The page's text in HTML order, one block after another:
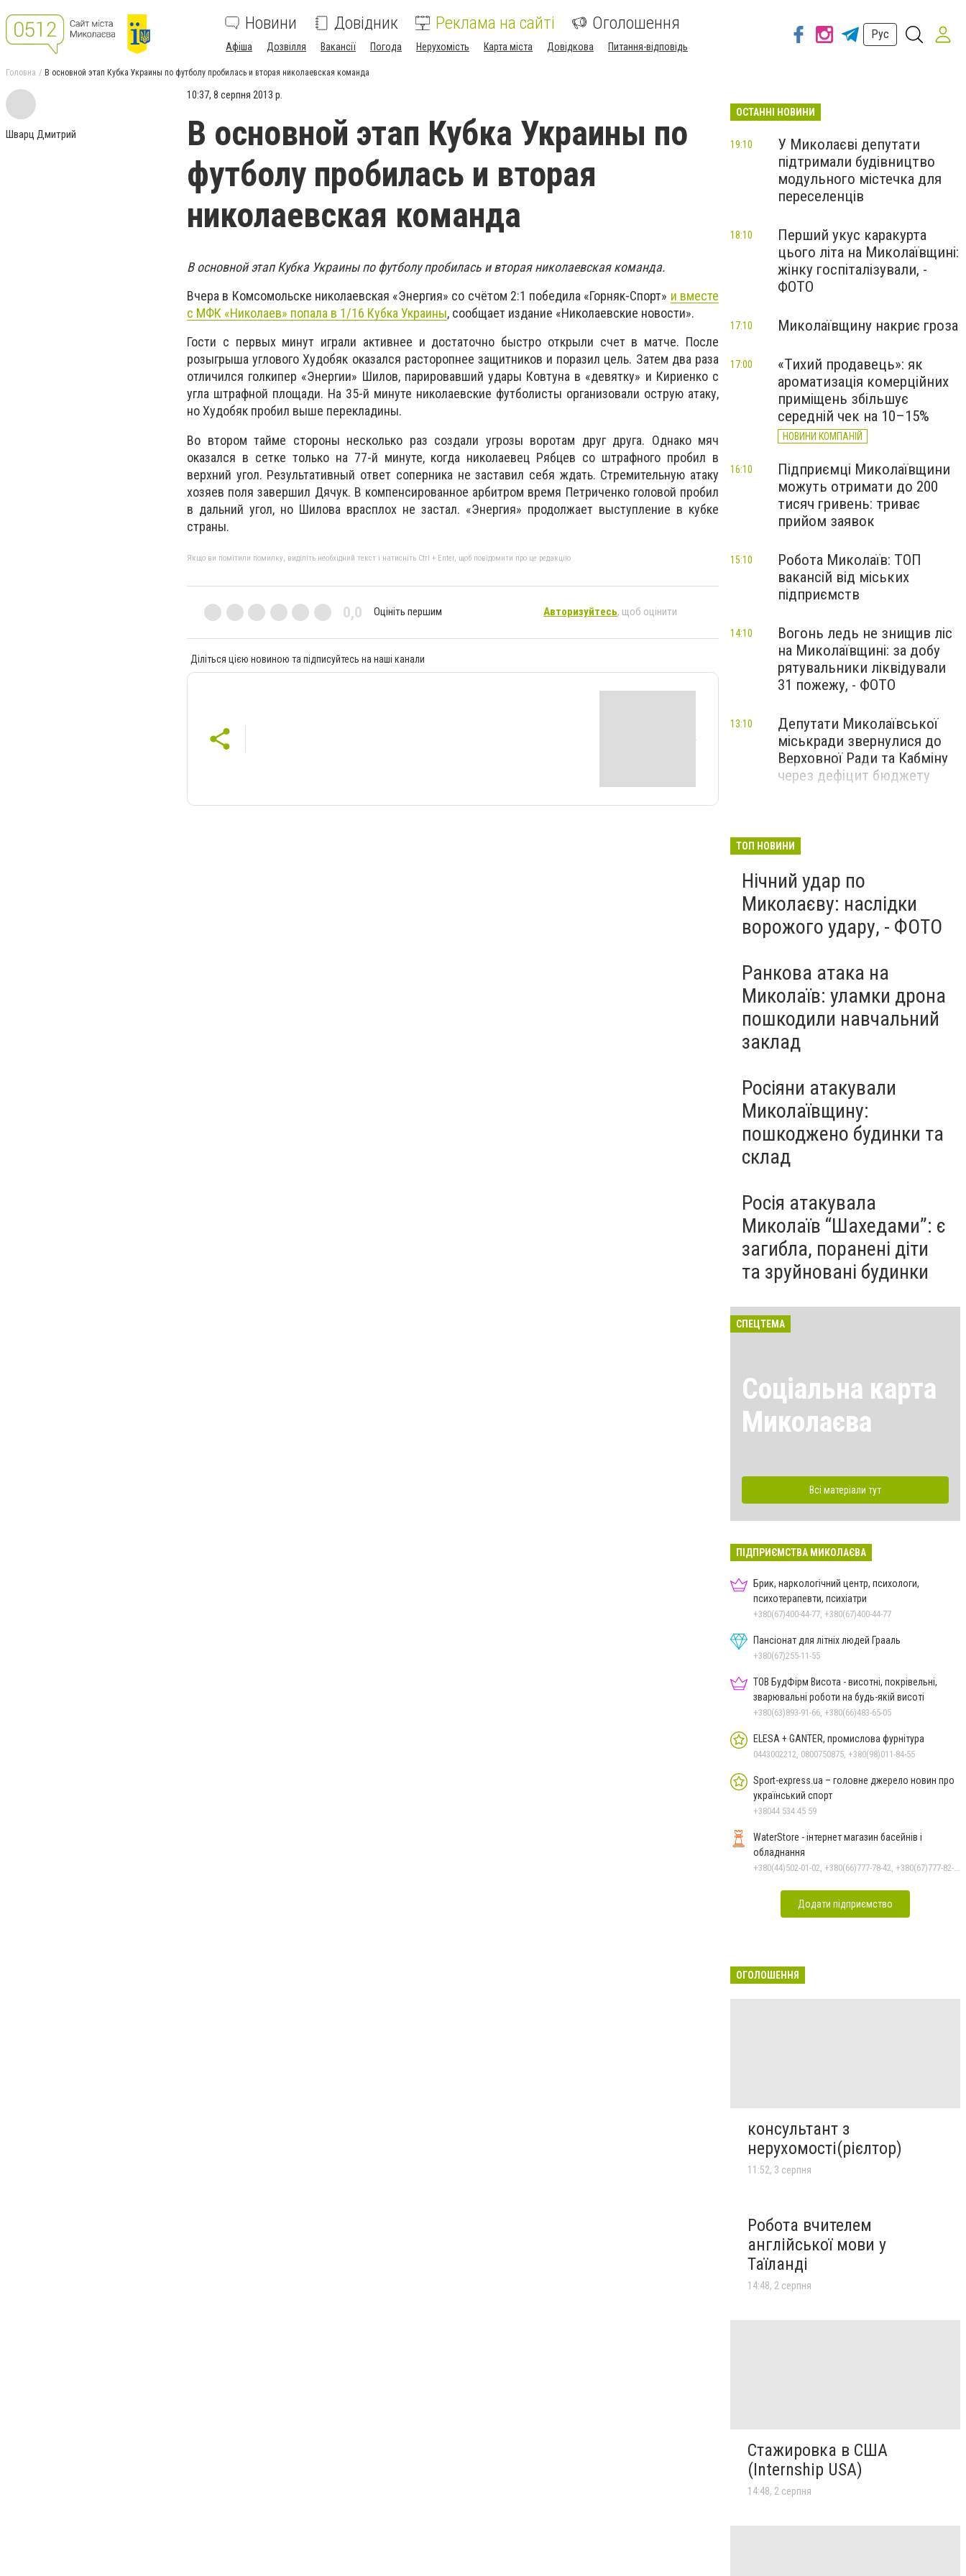
Новини Довідник Реклама на сайті Оголошення
Афіша Дозвілля Вакансії Погода Нерухомість Карта міста Довідкова Питання-відповідь
Рус
Головна В основной этап Кубка Украины по футболу пробилась и вторая николаевская команда
Шварц Дмитрий
10:37, 8 серпня 2013 р.
В основной этап Кубка Украины по
футболу пробилась и вторая
николаевская команда
В основной этап Кубка Украины по футболу пробилась и вторая николаевская команда.
Вчера в Комсомольске николаевская «Энергия» со счётом 2:1 победила «Горняк-Спорт» и вместе
с МФК «Николаев» попала в 1/16 Кубка Украины, сообщает издание «Николаевские новости».
Гости с первых минут играли активнее и достаточно быстро открыли счет в матче. После
розыгрыша углового Худобяк оказался расторопнее защитников и поразил цель. Затем два раза
отличился голкипер «Энергии» Шилов, парировавший удары Ковтуна в «девятку» и Кириенко с
угла штрафной площади. На 35-й минуте николаевские футболисты организовали острую атаку,
но Худобяк пробил выше перекладины.
Во втором тайме стороны несколько раз создали угрозы воротам друг друга. Однако мяч
оказался в сетке только на 77-й минуте, когда николаевец Рябцев со штрафного пробил в
верхний угол. Результативный ответ соперника не заставил себя ждать. Стремительную атаку
хозяев поля завершил Дячук. В компенсированное арбитром время Петриченко головой пробил
в дальний угол, но Шилова врасплох не застал. «Энергия» продолжает выступление в кубке
страны.
Якщо ви помітили помилку, виділіть необхідний текст і натисніть Ctrl + Enter, щоб повідомити про це редакцію
0,0 Оцініть першим Авторизуйтесь, щоб оцінити
Діліться цією новиною та підписуйтесь на наші канали
ОСТАННІ НОВИНИ
У Миколаєві депутати
підтримали будівництво
модульного містечка для
переселенців
19:10
Перший укус каракурта
цього літа на Миколаївщині:
жінку госпіталізували, -
ФОТО
18:10
Миколаївщину накриє гроза
17:10
«Тихий продавець»: як
ароматизація комерційних
приміщень збільшує
середній чек на 10–15%
НОВИНИ КОМПАНІЙ
17:00
Підприємці Миколаївщини
можуть отримати до 200
тисяч гривень: триває
прийом заявок
16:10
Робота Миколаїв: ТОП
вакансій від міських
підприємств
15:10
Вогонь ледь не знищив ліс
на Миколаївщині: за добу
рятувальники ліквідували
31 пожежу, - ФОТО
14:10
Депутати Миколаївської
міськради звернулися до
Верховної Ради та Кабміну
через дефіцит бюджету
13:10
ТОП НОВИНИ
Нічний удар по
Миколаєву: наслідки
ворожого удару, - ФОТО
Ранкова атака на
Миколаїв: уламки дрона
пошкодили навчальний
заклад
Росіяни атакували
Миколаївщину:
пошкоджено будинки та
склад
Росія атакувала
Миколаїв “Шахедами”: є
загибла, поранені діти
та зруйновані будинки
СПЕЦТЕМА
Соціальна карта
Миколаєва
Всі матеріали тут
ПІДПРИЄМСТВА МИКОЛАЄВА
Брик, наркологічний центр, психологи,
психотерапевти, психіатри
+380(67)400-44-77, +380(67)400-44-77
Пансіонат для літніх людей Грааль
+380(67)255-11-55
ТОВ БудФірм Висота - висотні, покрівельні,
зварювальні роботи на будь-якій висоті
+380(63)893-91-66, +380(66)483-65-05
ELESA + GANTER, промислова фурнітура
0443002212, 0800750875, +380(98)011-84-55
Sport-express.ua – головне джерело новин про
український спорт
+38044 534 45 59
WaterStore - інтернет магазин басейнів і
обладнання
Додати підприємство
ОГОЛОШЕННЯ
консультант з
нерухомості(рієлтор)
11:52, 3 серпня
Робота вчителем
англійської мови у
Таїланді
14:48, 2 серпня
Стажировка в США
(Internship USA)
14:48, 2 серпня